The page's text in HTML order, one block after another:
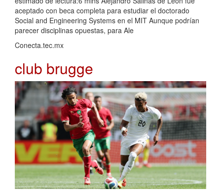
aceptado con beca completa para estudiar el doctorado
Social and Engineering Systems en el MIT Aunque podrían
parecer disciplinas opuestas, para Ale
Conecta.tec.mx
club brugge